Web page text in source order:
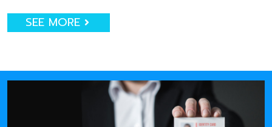
SEE MORE